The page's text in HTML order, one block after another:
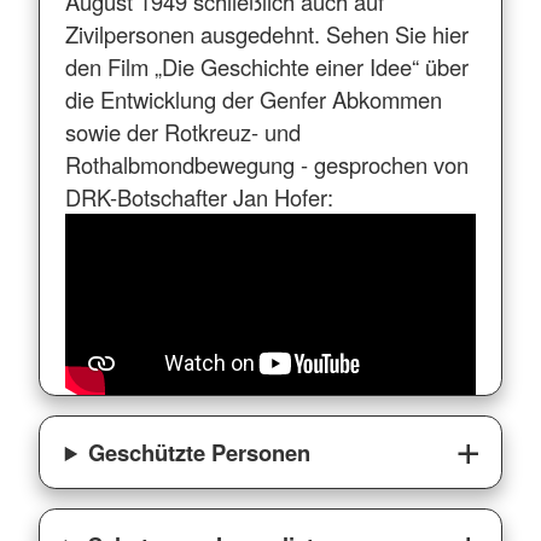
Zivilpersonen ausgedehnt. Sehen Sie hier
den Film „Die Geschichte einer Idee“ über
die Entwicklung der Genfer Abkommen
sowie der Rotkreuz- und
Rothalbmondbewegung - gesprochen von
DRK-Botschafter Jan Hofer:
Geschützte Personen